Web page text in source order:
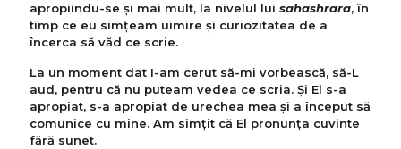
apropiindu-se și mai mult, la nivelul lui sahashrara, în
timp ce eu simțeam uimire și curiozitatea de a
încerca să văd ce scrie.
La un moment dat I-am cerut să-mi vorbească, să-L
aud, pentru că nu puteam vedea ce scria. Și El s-a
apropiat, s-a apropiat de urechea mea și a început să
comunice cu mine. Am simțit că El pronunța cuvinte
fără sunet.